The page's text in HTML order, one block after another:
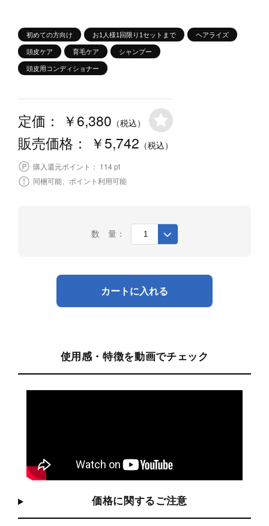
初めての方向け お1人様1回限り1セットまで ヘアライズ
頭皮ケア 育毛ケア シャンプー
頭皮用コンディショナー
定価： ￥6,380 （税込）
販売価格： ￥5,742 （税込）
購入還元ポイント： 114 pt
同梱可能、ポイント利用可能
数 量：
カートに入れる
使用感・特徴を動画でチェック
価格に関するご注意